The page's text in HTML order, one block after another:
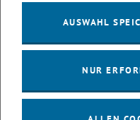
verfügbaren Wassers in der
einer Änderung der lokalen
AUSWAHL
NUR